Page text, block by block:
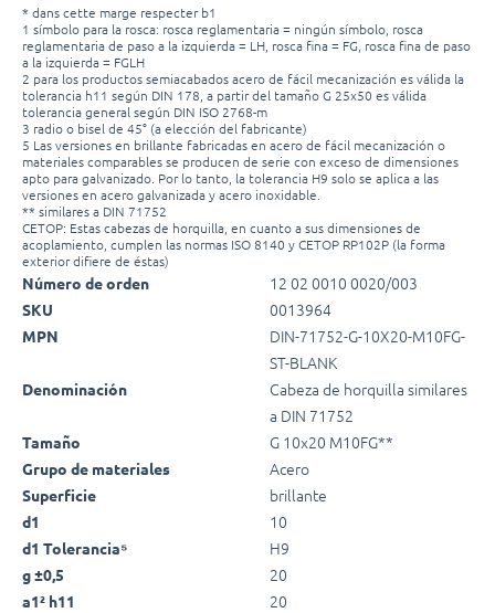
* dans cette marge respecter b1
1 símbolo para la rosca: rosca reglamentaria = ningún símbolo, rosca
reglamentaria de paso a la izquierda = LH, rosca fina = FG, rosca fina de paso
a la izquierda = FGLH
2 para los productos semiacabados acero de fácil mecanización es válida la
tolerancia h11 según DIN 178, a partir del tamaño G 25x50 es válida
tolerancia general según DIN ISO 2768-m
3 radio o bisel de 45° (a elección del fabricante)
5 Las versiones en brillante fabricadas en acero de fácil mecanización o
materiales comparables se producen de serie con exceso de dimensiones
apto para galvanizado. Por lo tanto, la tolerancia H9 solo se aplica a las
versiones en acero galvanizada y acero inoxidable.
** similares a DIN 71752
CETOP: Estas cabezas de horquilla, en cuanto a sus dimensiones de
acoplamiento, cumplen las normas ISO 8140 y CETOP RP102P (la forma
exterior difiere de éstas)
Número de orden 12 02 0010 0020/003
SKU 0013964
MPN
DIN-71752-G-10X20-M10FG-
ST-BLANK
Denominación
Cabeza de horquilla similares
a DIN 71752
Tamaño G 10x20 M10FG**
Grupo de materiales Acero
Superficie brillante
d1 10
d1 Tolerancia⁵ H9
g ±0,5 20
a1² h11 20